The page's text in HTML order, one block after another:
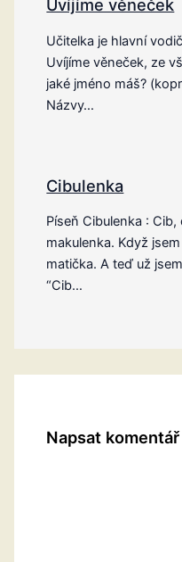
Uvíjíme věneček
Učitelka je hlavní
Uvíjíme věneček, ze
jaké jméno máš?
Názvy…
Cibulenka
Píseň Cibulenka :
makulenka. Když
matička. A teď už
“Cib…
Napsat komentář